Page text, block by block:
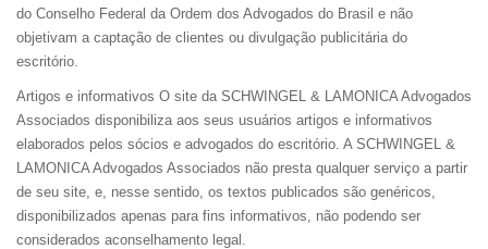
do Conselho Federal da Ordem dos Advogados do Brasil e não
objetivam a captação de clientes ou divulgação publicitária do
escritório.
Artigos e informativos O site da SCHWINGEL & LAMONICA Advogados
Associados disponibiliza aos seus usuários artigos e informativos
elaborados pelos sócios e advogados do escritório. A SCHWINGEL &
LAMONICA Advogados Associados não presta qualquer serviço a partir
de seu site, e, nesse sentido, os textos publicados são genéricos,
disponibilizados apenas para fins informativos, não podendo ser
considerados aconselhamento legal.